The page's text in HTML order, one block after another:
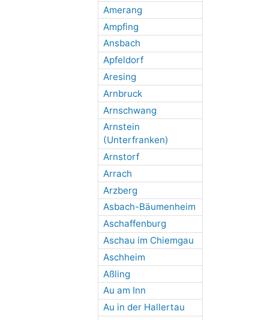
Amerang
Ampfing
Ansbach
Apfeldorf
Aresing
Arnbruck
Arnschwang
Arnstein
(Unterfranken)
Arnstorf
Arrach
Arzberg
Asbach-Bäumenheim
Aschaffenburg
Aschau im Chiemgau
Aschheim
Aßling
Au am Inn
Au in der Hallertau